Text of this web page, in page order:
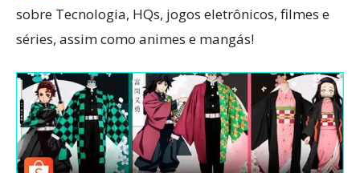
sobre Tecnologia, HQs, jogos eletrônicos, filmes e
séries, assim como animes e mangás!